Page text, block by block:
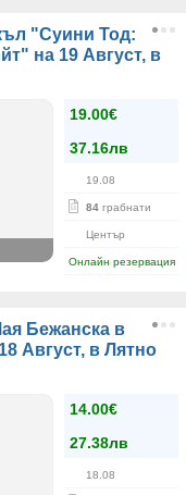
"Суини Тод:
на 19 Август, в
19.00€
37.16лв
19.08
84 грабнати
Център
Онлайн резервация
Бежанска в
Август, в Лятно
14.00€
27.38лв
18.08